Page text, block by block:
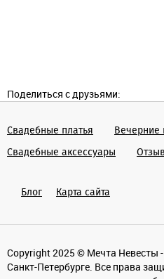
Поделиться с друзьями:
Свадебные платья Вечерние
Cвадебные аксессуары
Блог Карта сайта
Copyright 2025 © Мечта Невесты
Санкт-Петербурге. Все права